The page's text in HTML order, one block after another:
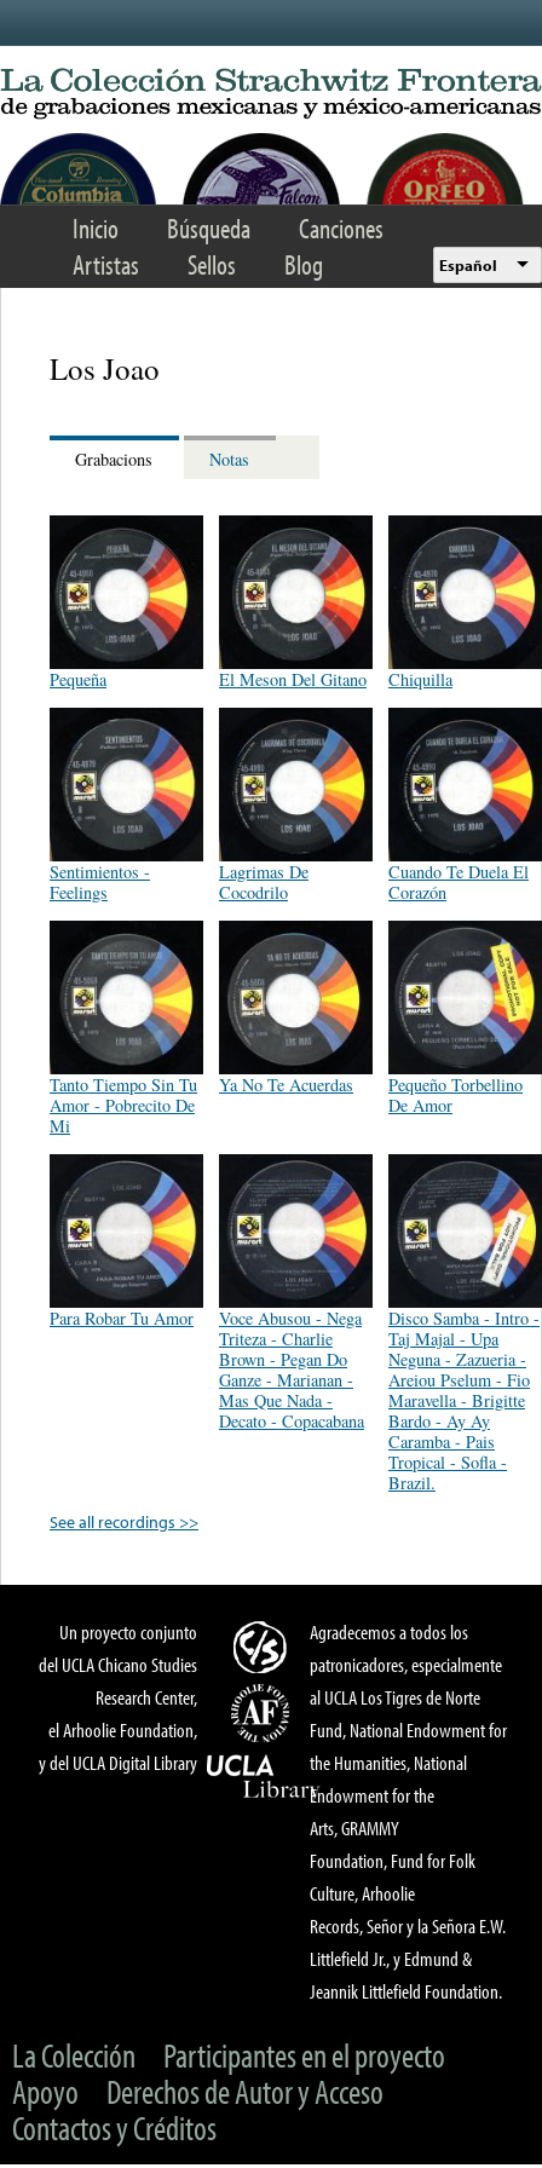
Inicio Búsqueda
Canciones
Artistas
Sellos Blog Español
Los Joao
Grabacions Notas
Pequeña El Meson Del Gitano Chiquilla
Sentimientos -
Feelings
Lagrimas De
Cocodrilo
Cuando Te Duela El
Corazón
Tanto Tiempo Sin Tu
Amor - Pobrecito De
Mi
Ya No Te Acuerdas
Pequeño Torbellino
De Amor
Para Robar Tu Amor
Voce Abusou - Nega
Triteza - Charlie
Brown - Pegan Do
Ganze - Marianan -
Mas Que Nada -
Decato - Copacabana
Disco Samba - Intro -
Taj Majal - Upa
Neguna - Zazueria -
Areiou Pselum - Fio
Maravella - Brigitte
Bardo - Ay Ay
Caramba - Pais
Tropical - Sofla -
Brazil.
See all recordings >>
Un proyecto conjunto
del UCLA Chicano Studies
Research Center,
el Arhoolie Foundation,
y del UCLA Digital Library
Agradecemos a todos los
patronicadores, especialmente
al UCLA Los Tigres de Norte
Fund, National Endowment for
the Humanities, National
Endowment for the
Arts, GRAMMY
Foundation, Fund for Folk
Culture, Arhoolie
Records, Señor y la Señora E.W.
Littlefield Jr., y Edmund &
Jeannik Littlefield Foundation.
La Colección
Participantes en el proyecto
Apoyo
Derechos de Autor y Acceso
Contactos y Créditos